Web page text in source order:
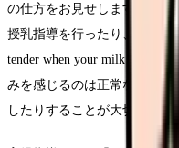
の仕方をお見せします。赤ち
授乳指導を行ったり、「It’s
tender when your milk comes
みを感じるのは正常なことで
したりすることが大切です。